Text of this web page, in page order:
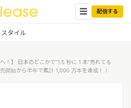
☰ 配信する
タイル
✕
ン
！】 日本のどこかで”1.5 秒に 1 本”売れてる
開始から半年で累計 1,000 万本を達成！！